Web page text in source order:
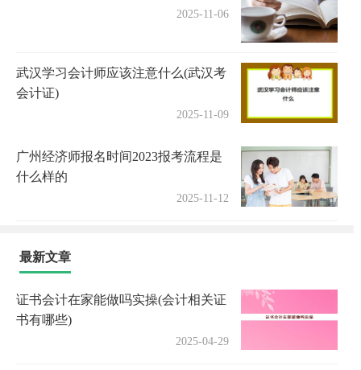
2025-11-06
武汉学习会计师应该注意什么(武汉考
会计证)
2025-11-09
广州经济师报名时间2023报考流程是
什么样的
2025-11-12
最新文章
证书会计在家能做吗实操(会计相关证
书有哪些)
2025-04-29